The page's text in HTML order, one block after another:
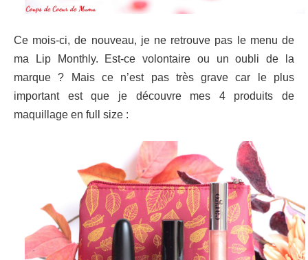
Ce mois-ci, de nouveau, je ne retrouve pas le menu de
ma Lip Monthly. Est-ce volontaire ou un oubli de la
marque ? Mais ce n’est pas très grave car le plus
important est que jedécouvre mes 4 produits de
maquillage en full size :